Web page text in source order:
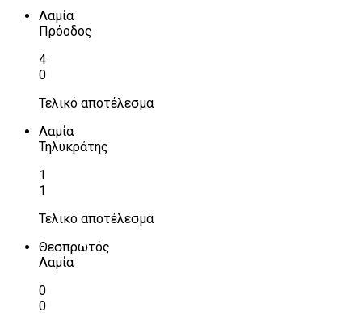
Λαμία
Πρόοδος
4
0
Τελικό αποτέλεσμα
Λαμία
Τηλυκράτης
1
1
Τελικό αποτέλεσμα
Θεσπρωτός
Λαμία
0
0